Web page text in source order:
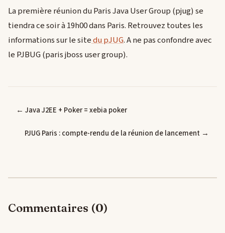
La première réunion du Paris Java User Group (pjug) se
tiendra ce soir à 19h00 dans Paris. Retrouvez toutes les
informations sur le sitedu pJUG. A ne pas confondre avec
le PJBUG (paris jboss user group).
← Java J2EE + Poker = xebia poker
PJUG Paris : compte-rendu de la réunion de lancement →
Commentaires (0)